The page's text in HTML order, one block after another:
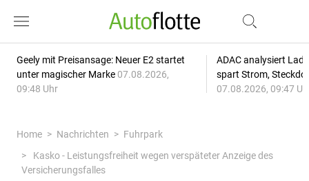
Geely mit Preisansage: Neuer E2 startet
unter magischer Marke 07.08.2026,
09:48 Uhr
ADAC analysiert
spart Strom,
07.08.2026, 09:47
Home Nachrichten
Fuhrpark
Kasko - Leistungsfreiheit wegen verspäteter Anzeige des
Versicherungsfalles